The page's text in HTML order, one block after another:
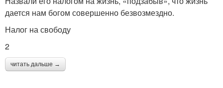
дается нам богом совершенно безвозмездно.
Налог на свободу
2
читать дальше →